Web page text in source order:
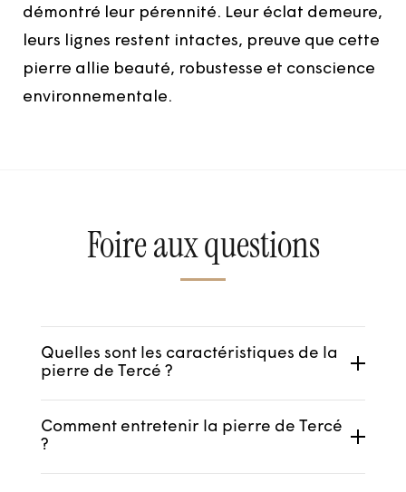
démontré leur pérennité. Leur éclat demeure,
leurs lignes restent intactes, preuve que cette
pierre allie beauté, robustesse et conscience
environnementale.
Foire aux questions
Quelles sont les caractéristiques de la
pierre de Tercé ?
oolithique du Jurassique moyen, de
Comment entretenir la pierre de Tercé
?